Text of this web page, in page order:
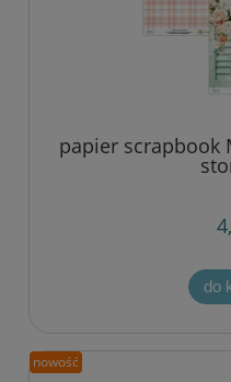
papier scrapbook
do
nowość